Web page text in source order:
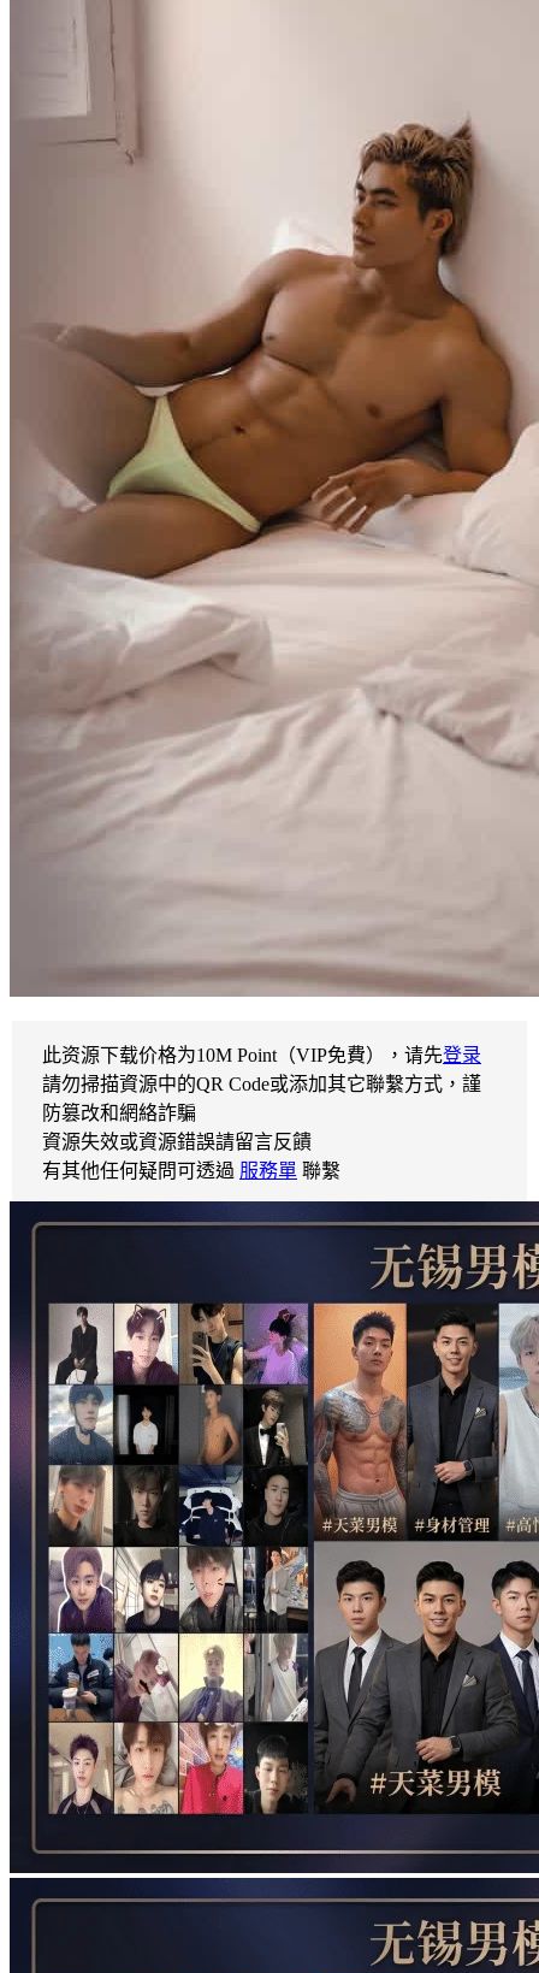
此资源下载价格为10M Point（VIP免費），请先登录
請勿掃描資源中的QR Code或添加其它聯繫方式，謹
防篡改和網絡詐騙
資源失效或資源錯誤請留言反饋
有其他任何疑問可透過 服務單 聯繫